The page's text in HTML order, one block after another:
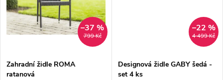
799 Kč
–37 %
Zahradní židle ROMA
ratanová
4 499 Kč
–22 %
Designová židle GABY šedá -
set 4 ks